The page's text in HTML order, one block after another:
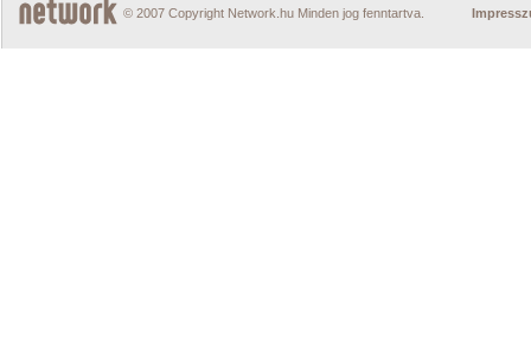
© 2007 Copyright Network.hu Minden jog fenntartva.